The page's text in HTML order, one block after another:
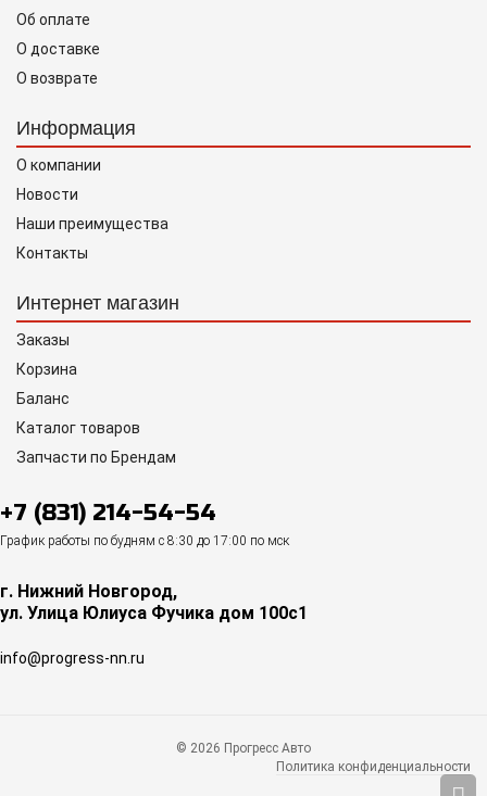
Об оплате
О доставке
О возврате
Информация
О компании
Новости
Наши преимущества
Контакты
Интернет магазин
Заказы
Корзина
Баланс
Каталог товаров
Запчасти по Брендам
+7 (831) 214-54-54
График работы по будням с 8:30 до 17:00 по мск
г. Нижний Новгород,
ул. Улица Юлиуса Фучика дом 100с1
info@progress-nn.ru
© 2026 Прогресс Авто
Политика конфиденциальности